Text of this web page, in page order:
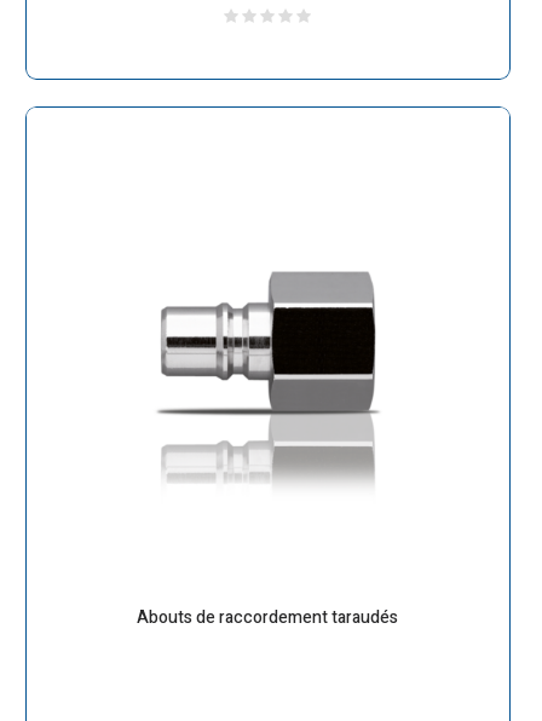
Abouts de raccordement taraudés